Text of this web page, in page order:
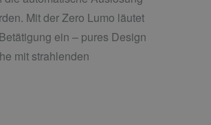
Mit der Zero Lumo läutet
ein – pures Design
mit strahlenden